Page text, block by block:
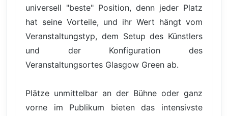
universell "beste" Position, denn jeder Platz
hat seine Vorteile, und ihr Wert hängt vom
Veranstaltungstyp, dem Setup des Künstlers
und der Konfiguration des
Veranstaltungsortes Glasgow Green ab.
Plätze unmittelbar an der Bühne oder ganz
vorne im Publikum bieten das intensivste